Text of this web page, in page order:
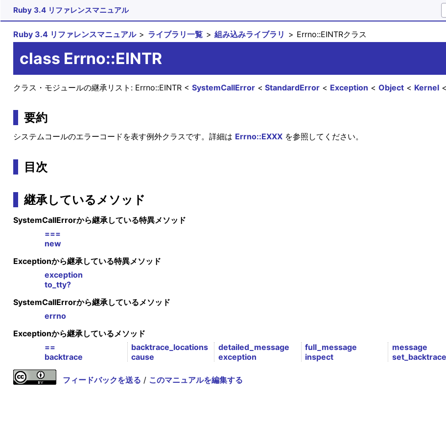
Ruby 3.4 リファレンスマニュアル
Ruby 3.4 リファレンスマニュアル ライブラリ一覧 組み込みライブラリ Errno::EINTRクラス
class Errno::EINTR
クラス・モジュールの継承リスト: Kernel
Object
Exception
StandardError
SystemCallError
Errno::EINTR
要約
システムコールのエラーコードを表す例外クラスです。詳細は Errno::EXXXを参照してください。
目次
継承しているメソッド
SystemCallErrorから継承している特異メソッド
===
new
Exceptionから継承している特異メソッド
exception
to_tty?
SystemCallErrorから継承しているメソッド
errno
Exceptionから継承しているメソッド
==
backtrace
backtrace_locations
cause
detailed_message
exception
full_message
inspect
message
set_backtrace
フィードバックを送る / このマニュアルを編集する